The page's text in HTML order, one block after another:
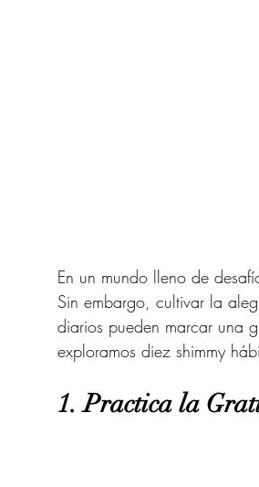
En un mundo lleno de
Sin embargo, cultivar la
diarios pueden marcar una
exploramos diez shimmy
1. Practica la